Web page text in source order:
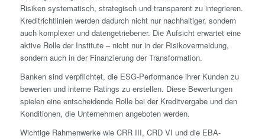
Risiken systematisch, strategisch und transparent zu integrieren.
Kreditrichtlinien werden dadurch nicht nur nachhaltiger, sondern
auch komplexer und datengetriebener. Die Aufsicht erwartet eine
aktive Rolle der Institute – nicht nur in der Risikovermeidung,
sondern auch in der Finanzierung der Transformation.
Banken sind verpflichtet, die ESG-Performance ihrer Kunden zu
bewerten und interne Ratings zu erstellen. Diese Bewertungen
spielen eine entscheidende Rolle bei der Kreditvergabe und den
Konditionen, die Unternehmen angeboten werden.
Wichtige Rahmenwerke wie CRR III, CRD VI und die EBA-